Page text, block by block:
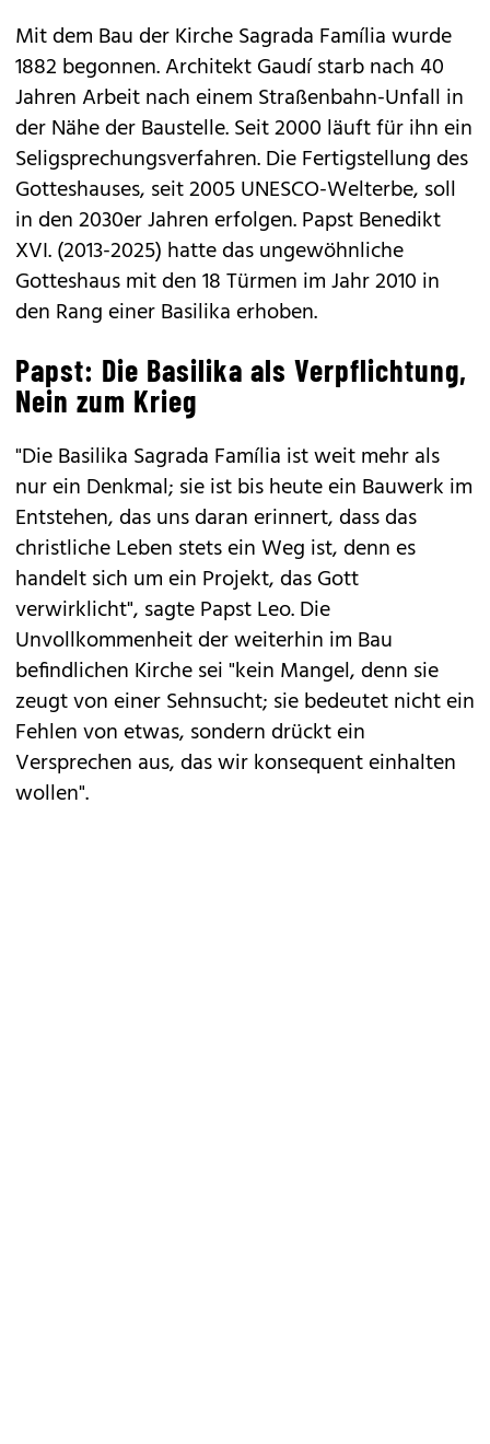
Mit dem Bau der Kirche Sagrada Família wurde
1882 begonnen. Architekt Gaudí starb nach 40
Jahren Arbeit nach einem Straßenbahn-Unfall in
der Nähe der Baustelle. Seit 2000 läuft für ihn ein
Seligsprechungsverfahren. Die Fertigstellung des
Gotteshauses, seit 2005 UNESCO-Welterbe, soll
in den 2030er Jahren erfolgen. Papst Benedikt
XVI. (2013-2025) hatte das ungewöhnliche
Gotteshaus mit den 18 Türmen im Jahr 2010 in
den Rang einer Basilika erhoben.
Papst: Die Basilika als Verpflichtung,
Nein zum Krieg
"Die Basilika Sagrada Família ist weit mehr als
nur ein Denkmal; sie ist bis heute ein Bauwerk im
Entstehen, das uns daran erinnert, dass das
christliche Leben stets ein Weg ist, denn es
handelt sich um ein Projekt, das Gott
verwirklicht", sagte Papst Leo. Die
Unvollkommenheit der weiterhin im Bau
befindlichen Kirche sei "kein Mangel, denn sie
zeugt von einer Sehnsucht; sie bedeutet nicht ein
Fehlen von etwas, sondern drückt ein
Versprechen aus, das wir konsequent einhalten
wollen".